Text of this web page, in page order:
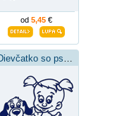
od 5,45 €